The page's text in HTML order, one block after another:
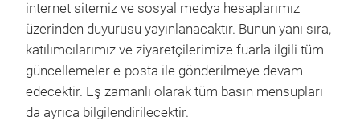
internet sitemiz ve sosyal medya hesaplarımız
üzerinden duyurusu yayınlanacaktır. Bunun yanı sıra,
katılımcılarımız ve ziyaretçilerimize fuarla ilgili tüm
güncellemeler e-posta ile gönderilmeye devam
edecektir. Eş zamanlı olarak tüm basın mensupları
da ayrıca bilgilendirilecektir.